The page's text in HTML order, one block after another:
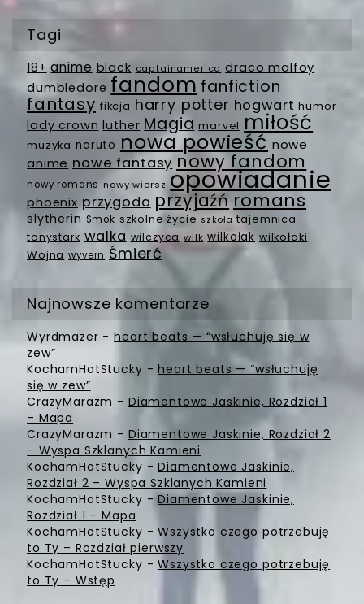
Tagi
18+ anime black captainamerica draco malfoy
dumbledore fandom fanfiction
fantasy fikcja harry potter hogwart humor
lady crown luther Magia marvel miłość
muzyka naruto nowa powieść nowe
anime nowe fantasy nowy fandom
nowy romans nowy wiersz opowiadanie
phoenix przygoda przyjaźń romans
slytherin Smok szkolne życie szkoła tajemnica
tonystark walka wilczyca wilk wilkołak wilkołaki
Wojna wyvern Śmierć
Najnowsze komentarze
Wyrdmazer -heart beats — “wsłuchuję się w
zew”
KochamHotStucky -heart beats — “wsłuchuję
się w zew”
CrazyMarazm - Diamentowe Jaskinie, Rozdział 1
– Mapa
CrazyMarazm - Diamentowe Jaskinie, Rozdział 2
– Wyspa Szklanych Kamieni
KochamHotStucky -Diamentowe Jaskinie,
Rozdział 2 – Wyspa Szklanych Kamieni
KochamHotStucky -Diamentowe Jaskinie,
Rozdział 1 – Mapa
KochamHotStucky -Wszystko czego potrzebuję
to Ty – Rozdział pierwszy
KochamHotStucky -Wszystko czego potrzebuję
to Ty – Wstęp